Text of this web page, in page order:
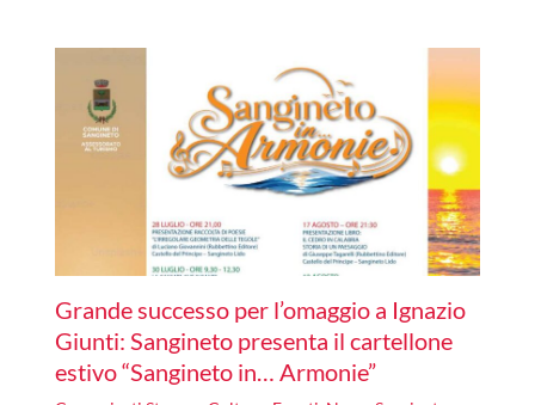
Grande successo per l’omaggio a Ignazio
Giunti: Sangineto presenta il cartellone
estivo “Sangineto in… Armonie”